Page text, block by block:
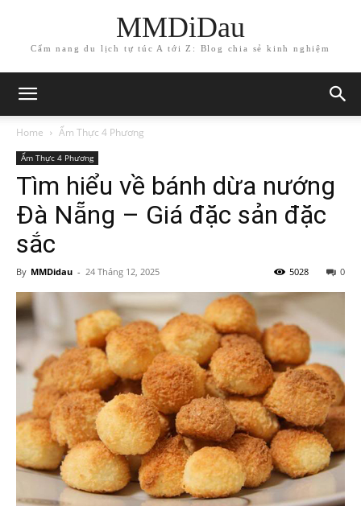
MMDiDau
Cẩm nang du lịch tự túc A tới Z: Blog chia sẻ kinh nghiệm
Home Ẩm Thực 4 Phương
Ẩm Thực 4 Phương
Tìm hiểu về bánh dừa nướng
Đà Nẵng – Giá đặc sản đặc
sắc
By MMDidau - 24 Tháng 12, 2025 0
5028